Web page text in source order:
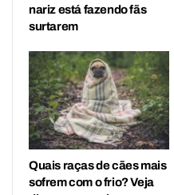
nariz está fazendo fãs
surtarem
Quais raças de cães mais
sofrem com o frio? Veja